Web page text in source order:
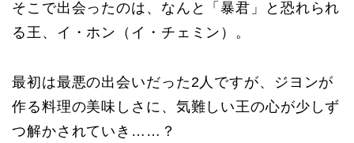
そこで出会ったのは、なんと「暴君」と恐れられ
る王、イ・ホン（イ・チェミン）。
最初は最悪の出会いだった2人ですが、ジヨンが
作る料理の美味しさに、気難しい王の心が少しず
つ解かされていき……？